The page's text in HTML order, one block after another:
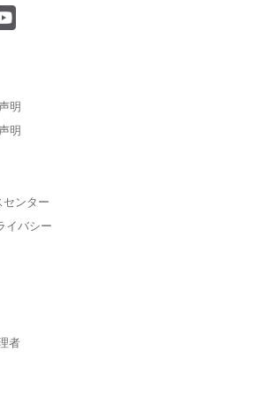
ンチャーで、[
見つけて選択します。
] をクリックします。
定されていない場合、翻訳ファイルが最初に
るまで待ちます。成功通知で完了が確認さ
含まれるように、必要なプロファイルの新
ッシュを生成します。
複数言語でのユーザーのサポート
で問題は解決されましたか?
明
明
ンター
イバシー
者